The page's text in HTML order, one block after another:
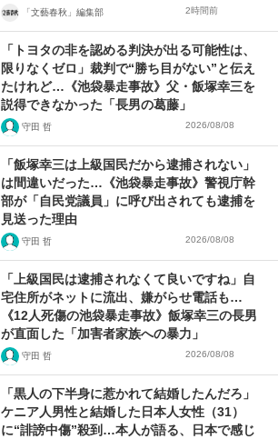
「文藝春秋」編集部 2時間前
「トヨタの非を認める判決が出る可能性は、
限りなくゼロ」裁判で“勝ち目がない”と伝え
たけれど…《池袋暴走事故》父・飯塚幸三を
説得できなかった「長男の葛藤」
守田 哲 2026/08/08
「飯塚幸三は上級国民だから逮捕されない」
は間違いだった…《池袋暴走事故》警視庁幹
部が「自民党議員」に呼び出されても逮捕を
見送った理由
守田 哲 2026/08/08
「上級国民は逮捕されなくて良いですね」自
宅住所がネットに流出、嫌がらせ電話も…
《12人死傷の池袋暴走事故》飯塚幸三の長男
が直面した「加害者家族への暴力」
守田 哲 2026/08/08
「黒人の下半身に惹かれて結婚したんだろ」
ケニア人男性と結婚した日本人女性（31）
に“誹謗中傷”殺到…本人が語る、日本で感じ